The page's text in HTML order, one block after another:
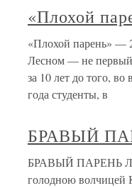
«Плохой
«Плохой парень» —
Лесном — не первый
за 10 лет до того,
года студенты, в
БРАВЫЙ
БРАВЫЙ ПАРЕНЬ
голодною волчицей